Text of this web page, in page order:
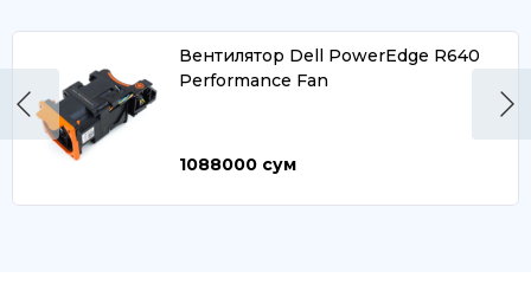
Вентилятор Dell PowerEdge R640
Performance Fan
1088000 сум